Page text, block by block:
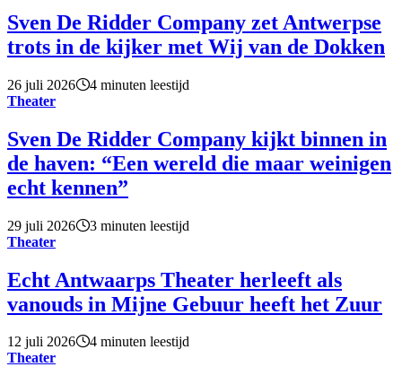
Sven De Ridder Company zet Antwerpse
trots in de kijker met Wij van de Dokken
26 juli 2026
4 minuten leestijd
Theater
Sven De Ridder Company kijkt binnen in
de haven: “Een wereld die maar weinigen
echt kennen”
29 juli 2026
3 minuten leestijd
Theater
Echt Antwaarps Theater herleeft als
vanouds in Mijne Gebuur heeft het Zuur
12 juli 2026
4 minuten leestijd
Theater